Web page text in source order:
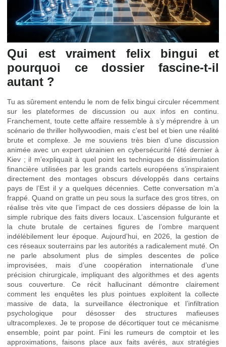
Qui est vraiment felix bingui et
pourquoi ce dossier fascine-t-il
autant ?
Tu as sûrement entendu le nom de felix bingui circuler récemment
sur les plateformes de discussion ou aux infos en continu.
Franchement, toute cette affaire ressemble à s’y méprendre à un
scénario de thriller hollywoodien, mais c’est bel et bien une réalité
brute et complexe. Je me souviens très bien d’une discussion
animée avec un expert ukrainien en cybersécurité l’été dernier à
Kiev ; il m’expliquait à quel point les techniques de dissimulation
financière utilisées par les grands cartels européens s’inspiraient
directement des montages obscurs développés dans certains
pays de l’Est il y a quelques décennies. Cette conversation m’a
frappé. Quand on gratte un peu sous la surface des gros titres, on
réalise très vite que l’impact de ces dossiers dépasse de loin la
simple rubrique des faits divers locaux. L’ascension fulgurante et
la chute brutale de certaines figures de l’ombre marquent
indélébilement leur époque. Aujourd’hui, en 2026, la gestion de
ces réseaux souterrains par les autorités a radicalement muté. On
ne parle absolument plus de simples descentes de police
improvisées, mais d’une coopération internationale d’une
précision chirurgicale, impliquant des algorithmes et des agents
sous couverture. Ce récit hallucinant démontre clairement
comment les enquêtes les plus pointues exploitent la collecte
massive de data, la surveillance électronique et l’infiltration
psychologique pour désosser des structures mafieuses
ultracomplexes. Je te propose de décortiquer tout ce mécanisme
ensemble, point par point. Fini les rumeurs de comptoir et les
approximations, faisons place aux faits avérés, aux stratégies